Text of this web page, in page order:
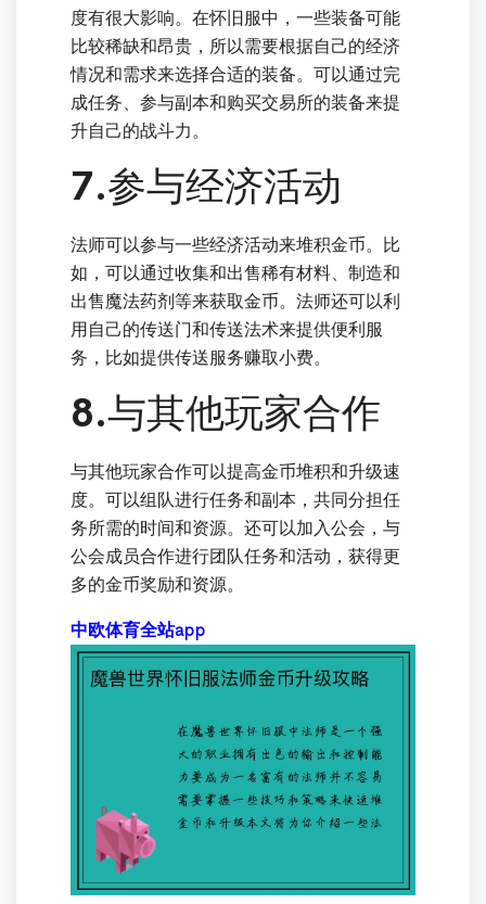
度有很大影响。在怀旧服中，一些装备可能
比较稀缺和昂贵，所以需要根据自己的经济
情况和需求来选择合适的装备。可以通过完
成任务、参与副本和购买交易所的装备来提
升自己的战斗力。
7.参与经济活动
法师可以参与一些经济活动来堆积金币。比
如，可以通过收集和出售稀有材料、制造和
出售魔法药剂等来获取金币。法师还可以利
用自己的传送门和传送法术来提供便利服
务，比如提供传送服务赚取小费。
8.与其他玩家合作
与其他玩家合作可以提高金币堆积和升级速
度。可以组队进行任务和副本，共同分担任
务所需的时间和资源。还可以加入公会，与
公会成员合作进行团队任务和活动，获得更
多的金币奖励和资源。
中欧体育全站app